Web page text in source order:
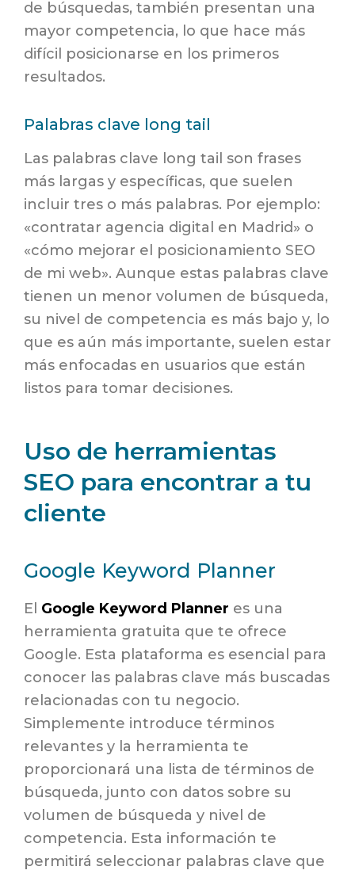
de búsquedas, también presentan una
mayor competencia, lo que hace más
difícil posicionarse en los primeros
resultados.
Palabras clave long tail
Las palabras clave long tail son frases
más largas y específicas, que suelen
incluir tres o más palabras. Por ejemplo:
«contratar agencia digital en Madrid» o
«cómo mejorar el posicionamiento SEO
de mi web». Aunque estas palabras clave
tienen un menor volumen de búsqueda,
su nivel de competencia es más bajo y, lo
que es aún más importante, suelen estar
más enfocadas en usuarios que están
listos para tomar decisiones.
Uso de herramientas
SEO para encontrar a tu
cliente
Google Keyword Planner
El Google Keyword Planner es una
herramienta gratuita que te ofrece
Google. Esta plataforma es esencial para
conocer las palabras clave más buscadas
relacionadas con tu negocio.
Simplemente introduce términos
relevantes y la herramienta te
proporcionará una lista de términos de
búsqueda, junto con datos sobre su
volumen de búsqueda y nivel de
competencia. Esta información te
permitirá seleccionar palabras clave que